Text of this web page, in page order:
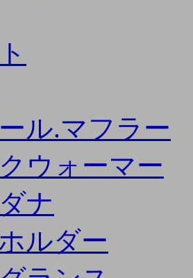
ル.マフラー
ウォーマー
ナ
ルダー